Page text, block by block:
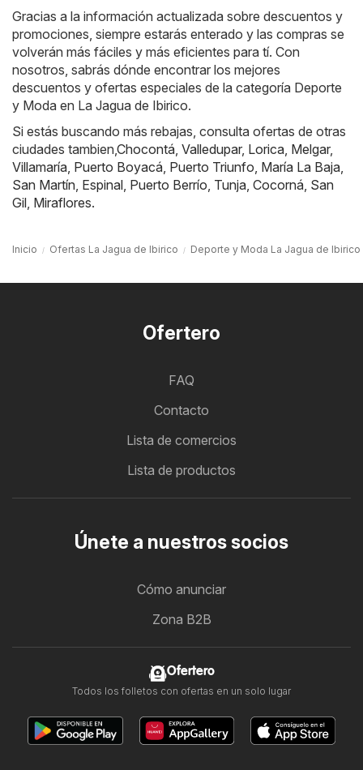
Gracias a la información actualizada sobre descuentos y
promociones, siempre estarás enterado y las compras se
volverán más fáciles y más eficientes para tí. Con
nosotros, sabrás dónde encontrar los mejores
descuentos y ofertas especiales de la categoría Deporte
y Moda en La Jagua de Ibirico.
Si estás buscando más rebajas, consulta ofertas de otras
ciudades tambien,Chocontá, Valledupar, Lorica, Melgar,
Villamaría, Puerto Boyacá, Puerto Triunfo, María La Baja,
San Martín, Espinal, Puerto Berrío, Tunja, Cocorná, San
Gil, Miraflores.
Inicio Ofertas La Jagua de Ibirico Deporte y Moda La Jagua de Ibirico
Ofertero
FAQ
Contacto
Lista de comercios
Lista de productos
Únete a nuestros socios
Cómo anunciar
Zona B2B
Ofertero
Todos los folletos con ofertas en un solo lugar